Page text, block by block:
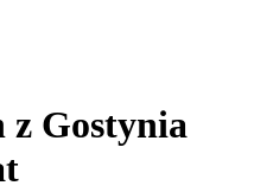
z Gostynia